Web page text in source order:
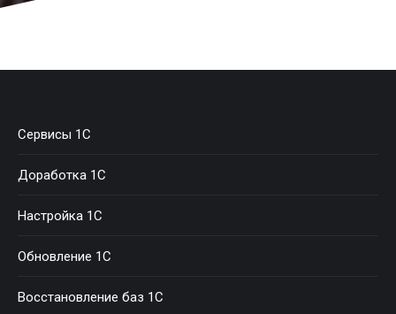
Сервисы 1C
Доработка 1С
Настройка 1С
Обновление 1С
Восстановление баз 1С